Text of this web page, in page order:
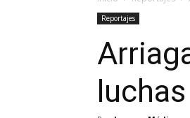
Reportajes